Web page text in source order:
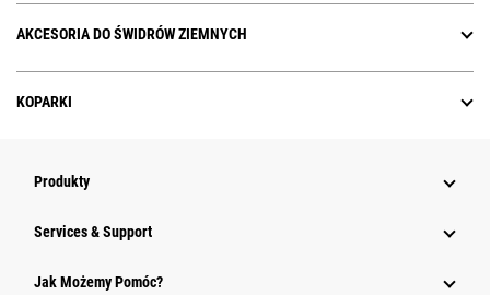
AKCESORIA DO ŚWIDRÓW ZIEMNYCH
KOPARKI
Produkty
Services & Support
Jak Możemy Pomóc?